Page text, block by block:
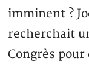
imminent ?
recherchait
Congrès